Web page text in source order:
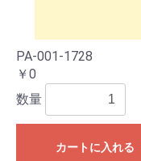
PA-001-1728
￥0
数量
カートに入れる